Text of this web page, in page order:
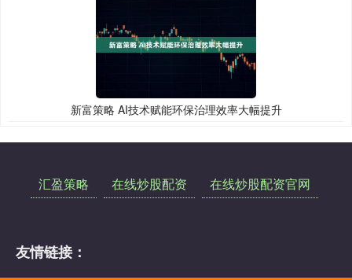
新富策略 AI技术赋能环保治理效率大幅提升
汇盈策略 在线炒股配资 在线炒股配资官网
友情链接：